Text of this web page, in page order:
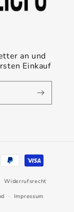
an und
Einkauf
Widerrufsrecht
Impressum